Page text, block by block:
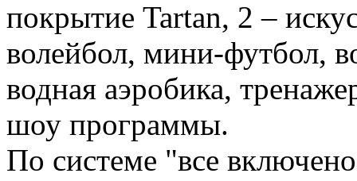
покрытие Tartan, 2 –
волейбол, мини-футбол,
водная аэробика,
шоу программы.
По системе "все